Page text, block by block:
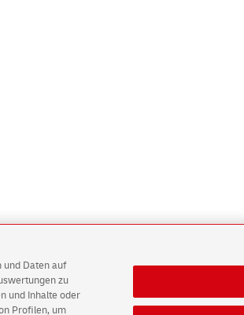
und Daten auf
zu
und Inhalte oder
Profilen, um